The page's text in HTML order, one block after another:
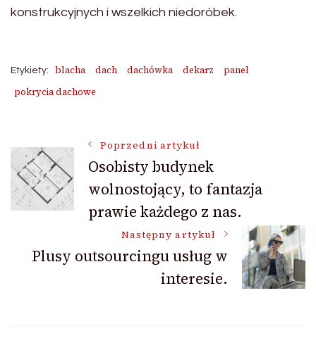
konstrukcyjnych i wszelkich niedoróbek.
Etykiety: blacha dach dachówka dekarz
panel
pokrycia dachowe
Nawigacja
wpisu
Poprzedni artykuł
Osobisty budynek
wolnostojący, to fantazja
prawie każdego z nas.
Następny artykuł
Plusy outsourcingu usług w
interesie.